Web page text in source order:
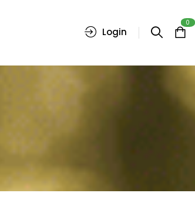
Login
0